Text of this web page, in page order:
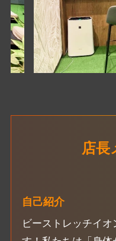
店長
自己紹介
ビーストレッチイ